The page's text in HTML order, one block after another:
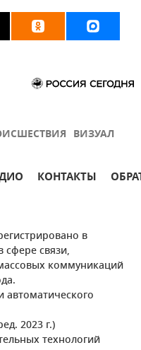
ВИЗУАЛ
КОНТАКТЫ
в
сфере связи,
коммуникаций
автоматического
2023 г.)
технологий